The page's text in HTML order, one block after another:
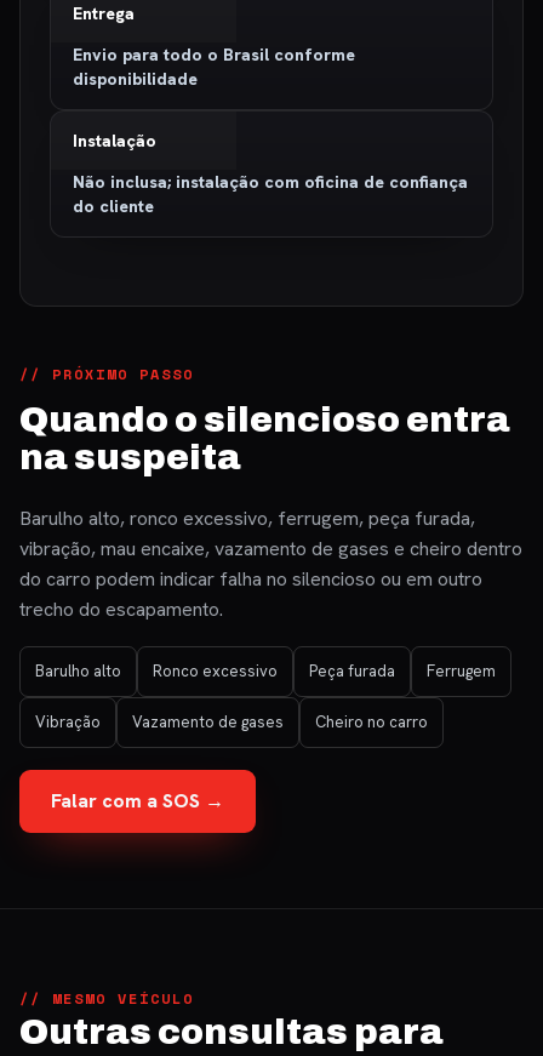
Entrega
Envio para todo o Brasil conforme
disponibilidade
Instalação
Não inclusa; instalação com oficina de confiança
do cliente
// PRÓXIMO PASSO
Quando o silencioso entra
na suspeita
Barulho alto, ronco excessivo, ferrugem, peça furada,
vibração, mau encaixe, vazamento de gases e cheiro dentro
do carro podem indicar falha no silencioso ou em outro
trecho do escapamento.
Barulho alto Ronco excessivo Peça furada Ferrugem
Vibração Vazamento de gases Cheiro no carro
Falar com a SOS →
// MESMO VEÍCULO
Outras consultas para